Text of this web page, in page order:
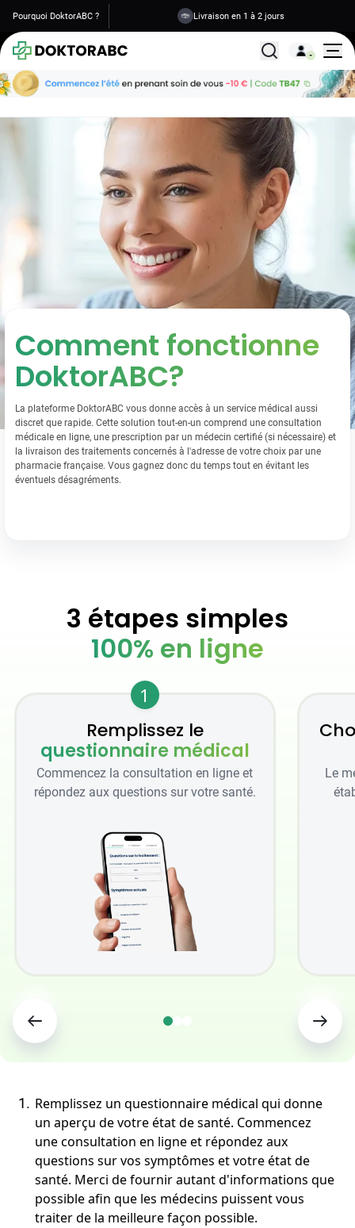
Pourquoi DoktorABC ? Livraison en 1 à 2 jours
Tous les
Comment fonctionne
DoktorABC?
La plateforme DoktorABC vous donne accès à un service médical aussi
discret que rapide. Cette solution tout-en-un comprend une consultation
médicale en ligne, une prescription par un médecin certifié (si nécessaire) et
la livraison des traitements concernés à l'adresse de votre choix par une
pharmacie française. Vous gagnez donc du temps tout en évitant les
éventuels désagréments.
3 étapes simples
100% en ligne
1
Remplissez le
questionnaire médical
Commencez la consultation en ligne et
répondez aux questions sur votre santé.
Le
Remplissez un questionnaire médical qui donne
un aperçu de votre état de santé. Commencez
une consultation en ligne et répondez aux
questions sur vos symptômes et votre état de
santé. Merci de fournir autant d'informations que
possible afin que les médecins puissent vous
traiter de la meilleure façon possible.